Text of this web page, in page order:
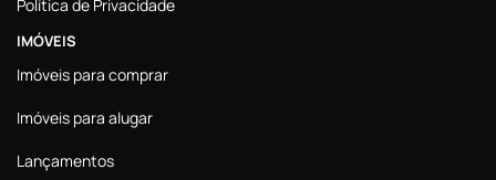
Política de Privacidade
IMÓVEIS
Imóveis para comprar
Imóveis para alugar
Lançamentos